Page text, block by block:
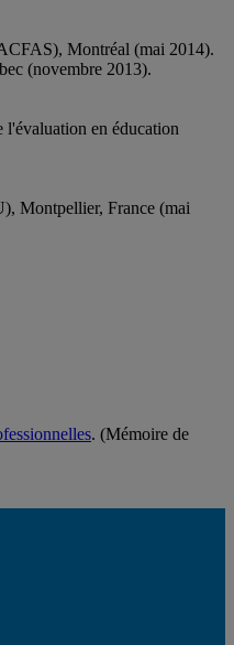
Montréal (mai 2014).
(novembre 2013).
l'évaluation en éducation
Montpellier, France (mai
. (Mémoire de